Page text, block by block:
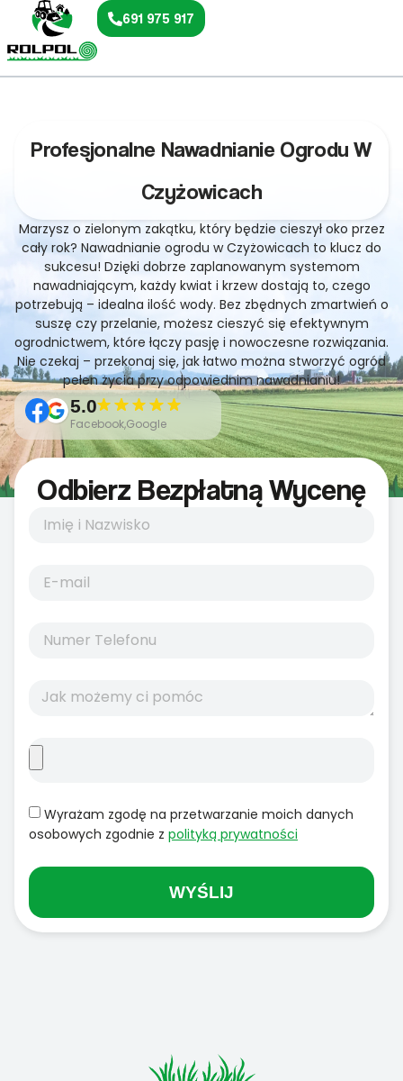
691 975 917
Profesjonalne Nawadnianie Ogrodu W
Czyżowicach
Marzysz o zielonym zakątku, który będzie cieszył oko przez
cały rok? Nawadnianie ogrodu w Czyżowicach to klucz do
sukcesu! Dzięki dobrze zaplanowanym systemom
nawadniającym, każdy kwiat i krzew dostają to, czego
potrzebują – idealna ilość wody. Bez zbędnych zmartwień o
suszę czy przelanie, możesz cieszyć się efektywnym
ogrodnictwem, które łączy pasję i nowoczesne rozwiązania.
Nie czekaj – przekonaj się, jak łatwo można stworzyć ogród
pełen życia przy odpowiednim nawadnianiu!
5.0
Facebook,Google
Odbierz Bezpłatną Wycenę
Wyrażam zgodę na przetwarzanie moich danych
osobowych zgodnie z polityką prywatności
WYŚLIJ